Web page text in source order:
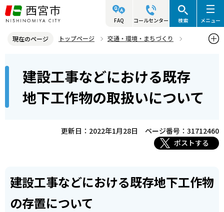
こ
の
ジ
頭
FAQ コールセンター 検索 メニュー
現在のページ トップページ
交通・環境・まちづくり
建設工事などにおける既存地下工作物の取扱いについて
建設工事などにおける既存
地下工作物の取扱いについて
更新日：2022年1月28日
ページ番号：31712460
ポストする
建設工事などにおける既存地下工作物
の存置について